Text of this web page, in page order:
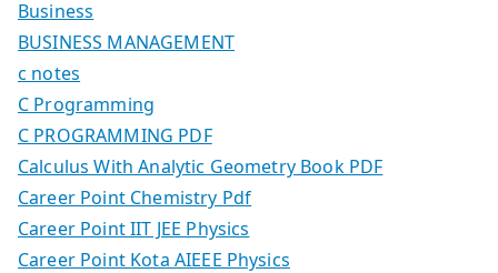
Business
BUSINESS MANAGEMENT
c notes
C Programming
C PROGRAMMING PDF
Calculus With Analytic Geometry Book PDF
Career Point Chemistry Pdf
Career Point IIT JEE Physics
Career Point Kota AIEEE Physics